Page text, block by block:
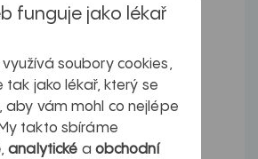
na sebe nešťastnou
hrnec...
jsem se zeptat na neteř.
ji ošlehl plamen...
funguje jako lékař
soubory cookies,
tak jako lékař, který se
aby vám mohl co nejlépe
takto sbíráme
,analytické a obchodní